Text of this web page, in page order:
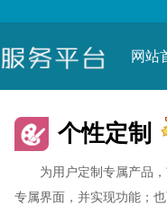
网站
个性定制
为用户定制专属产品，
专属界面，并实现功能；